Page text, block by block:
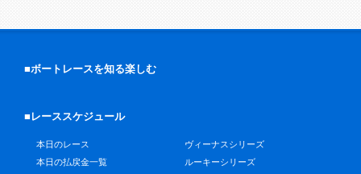
■ボートレースを知る楽しむ
■レーススケジュール
本日のレース
本日の払戻金一覧
ヴィーナスシリーズ
ルーキーシリーズ